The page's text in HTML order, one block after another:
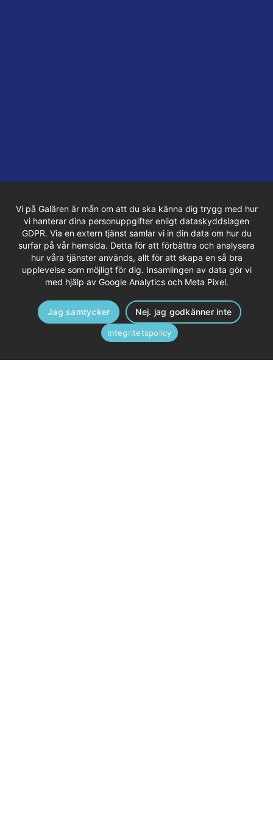
Vi på Galären är mån om att du ska känna dig trygg med hur
vi hanterar dina personuppgifter enligt dataskyddslagen
GDPR. Via en extern tjänst samlar vi in din data om hur du
surfar på vår hemsida. Detta för att förbättra och analysera
hur våra tjänster används, allt för att skapa en så bra
upplevelse som möjligt för dig. Insamlingen av data gör vi
med hjälp av Google Analytics och Meta Pixel.
Jag samtycker Nej. jag godkänner inte
Integritetspolicy